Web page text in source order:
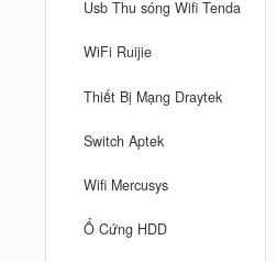
Usb Thu sóng Wifi Tenda
WiFi Ruijie
Thiết Bị Mạng Draytek
Switch Aptek
Wifi Mercusys
Ổ Cứng HDD